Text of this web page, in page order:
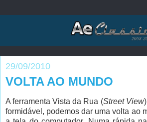
29/09/2010
VOLTA AO MUNDO
A ferramenta Vista da Rua (Street View
formidável, podemos dar uma volta ao